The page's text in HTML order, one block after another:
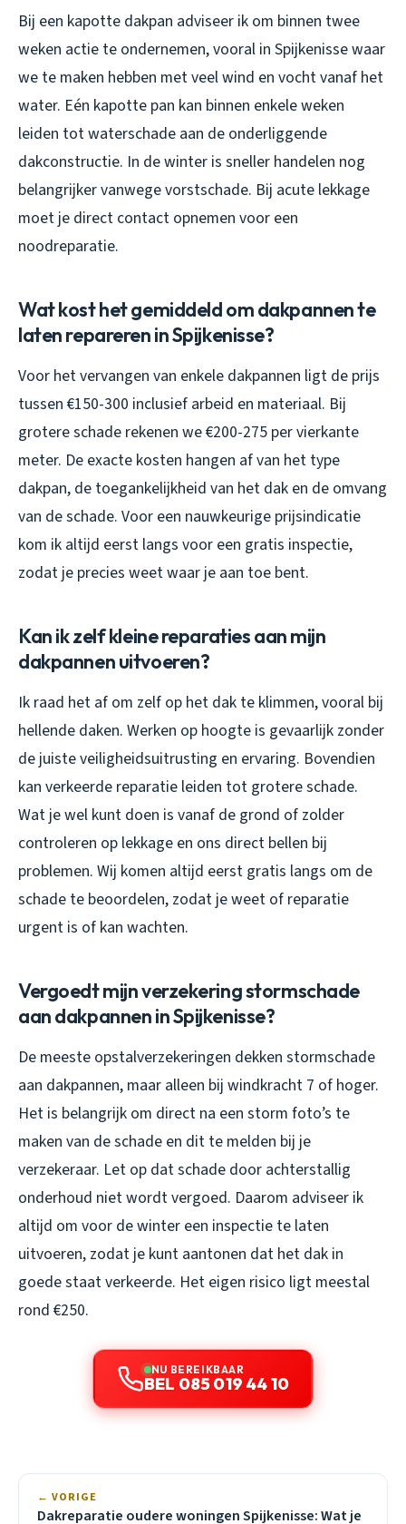
Bij een kapotte dakpan adviseer ik om binnen twee
weken actie te ondernemen, vooral in Spijkenisse waar
we te maken hebben met veel wind en vocht vanaf het
water. Eén kapotte pan kan binnen enkele weken
leiden tot waterschade aan de onderliggende
dakconstructie. In de winter is sneller handelen nog
belangrijker vanwege vorstschade. Bij acute lekkage
moet je direct contact opnemen voor een
noodreparatie.
Wat kost het gemiddeld om dakpannen te
laten repareren in Spijkenisse?
Voor het vervangen van enkele dakpannen ligt de prijs
tussen €150-300 inclusief arbeid en materiaal. Bij
grotere schade rekenen we €200-275 per vierkante
meter. De exacte kosten hangen af van het type
dakpan, de toegankelijkheid van het dak en de omvang
van de schade. Voor een nauwkeurige prijsindicatie
kom ik altijd eerst langs voor een gratis inspectie,
zodat je precies weet waar je aan toe bent.
Kan ik zelf kleine reparaties aan mijn
dakpannen uitvoeren?
Ik raad het af om zelf op het dak te klimmen, vooral bij
hellende daken. Werken op hoogte is gevaarlijk zonder
de juiste veiligheidsuitrusting en ervaring. Bovendien
kan verkeerde reparatie leiden tot grotere schade.
Wat je wel kunt doen is vanaf de grond of zolder
controleren op lekkage en ons direct bellen bij
problemen. Wij komen altijd eerst gratis langs om de
schade te beoordelen, zodat je weet of reparatie
urgent is of kan wachten.
Vergoedt mijn verzekering stormschade
aan dakpannen in Spijkenisse?
De meeste opstalverzekeringen dekken stormschade
aan dakpannen, maar alleen bij windkracht 7 of hoger.
Het is belangrijk om direct na een storm foto’s te
maken van de schade en dit te melden bij je
verzekeraar. Let op dat schade door achterstallig
onderhoud niet wordt vergoed. Daarom adviseer ik
altijd om voor de winter een inspectie te laten
uitvoeren, zodat je kunt aantonen dat het dak in
goede staat verkeerde. Het eigen risico ligt meestal
rond €250.
NU BEREIKBAAR
BEL 085 019 44 10
← VORIGE
Dakreparatie oudere woningen Spijkenisse: Wat je